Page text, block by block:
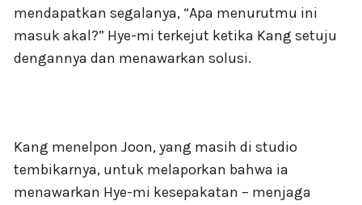
mendapatkan segalanya, “Apa menurutmu ini
masuk akal?” Hye-mi terkejut ketika Kang setuju
dengannya dan menawarkan solusi.
Kang menelpon Joon, yang masih di studio
tembikarnya, untuk melaporkan bahwa ia
menawarkan Hye-mi kesepakatan – menjaga